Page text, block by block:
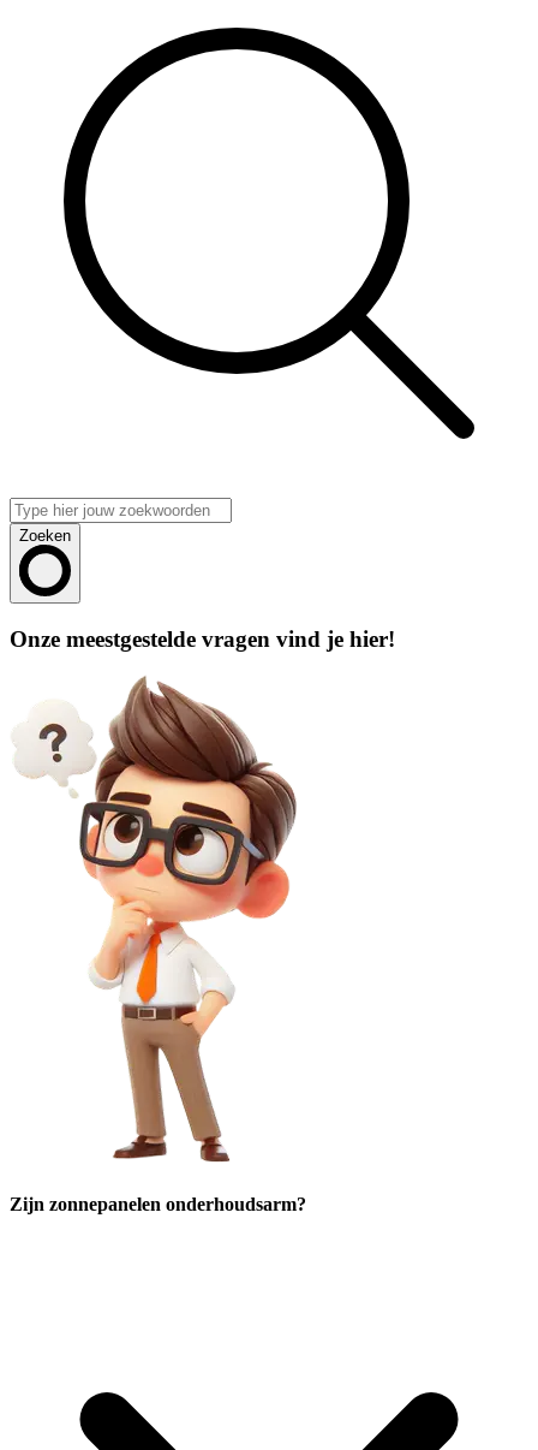
Zoeken
Onze meestgestelde vragen vind je hier!
Zijn zonnepanelen onderhoudsarm?